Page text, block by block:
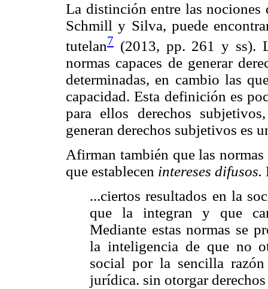
La distinción entre las
Schmill y Silva, puede
tutelan7 (2013, pp. 261 y ss).
normas capaces de generar
determinadas, en cambio las
capacidad. Esta definición es
para ellos derechos
generan derechos subjetivos es
Afirman también que las
que establecen intereses difusos.
...ciertos resultados en la
que la integran y que
Mediante estas normas se
la inteligencia de que no
social por la sencilla razón
jurídica. sin otorgar